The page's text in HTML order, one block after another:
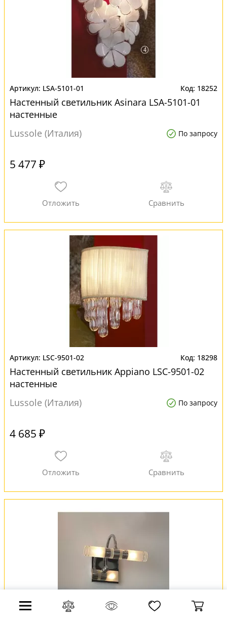
LSA-5101-01 18252
Настенный светильник Asinara LSA-5101-01
настенные
Lussole (Италия)
По запросу
5 477 ₽
LSC-9501-02 18298
Настенный светильник Appiano LSC-9501-02
настенные
Lussole (Италия)
По запросу
4 685 ₽